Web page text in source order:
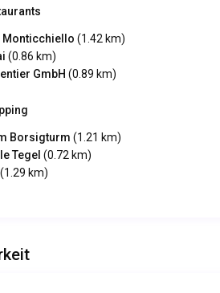
Monticchiello (1.42 km)
(0.86 km)
GmbH (0.89 km)
Borsigturm (1.21 km)
Tegel (0.72 km)
(1.29 km)